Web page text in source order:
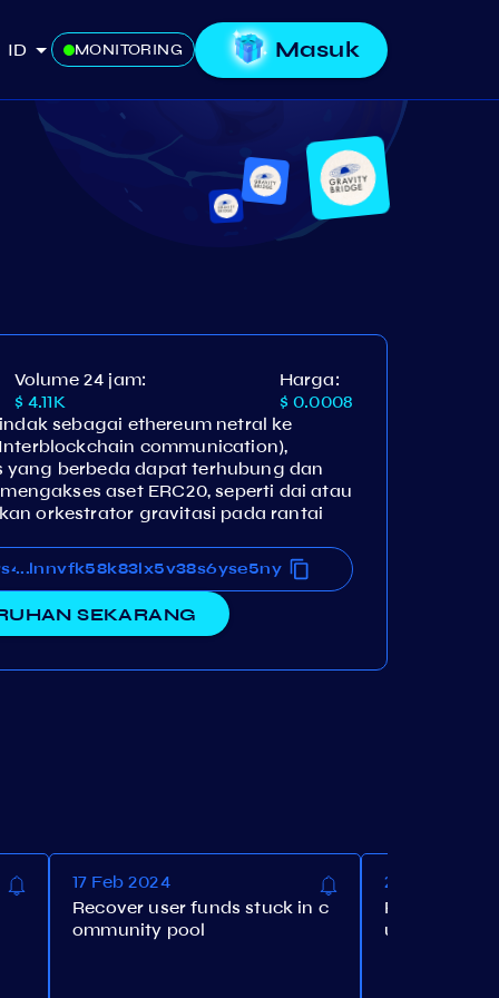
ID MONITORING Masuk
Volume 24 jam:
$ 4.11K
Harga:
$ 0.0008
sebagai ethereum netral ke
communication),
yang berbeda dapat terhubung dan
aset ERC20, seperti dai atau
orkestrator gravitasi pada rantai
...
SEKARANG
17 Feb 2024
Recover user funds stuck in c
ommunity pool
26 Jan 2024
Round2
ustainability